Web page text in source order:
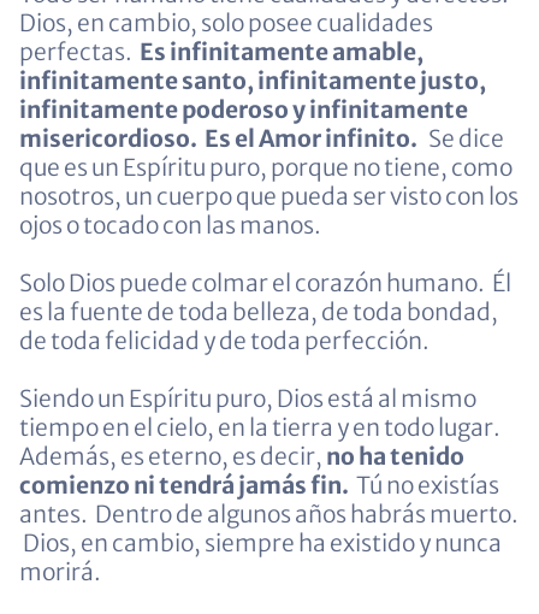
Dios, en cambio, solo posee cualidades
perfectas. Es infinitamente amable,
infinitamente santo, infinitamente justo,
infinitamente poderoso y infinitamente
misericordioso. Es el Amor infinito. Se dice
que es un Espíritu puro, porque no tiene, como
nosotros, un cuerpo que pueda ser visto con los
ojos o tocado con las manos.
Solo Dios puede colmar el corazón humano. Él
es la fuente de toda belleza, de toda bondad,
de toda felicidad y de toda perfección.
Siendo un Espíritu puro, Dios está al mismo
tiempo en el cielo, en la tierra y en todo lugar.
Además, es eterno, es decir, no ha tenido
comienzo ni tendrá jamás fin. Tú no existías
antes. Dentro de algunos años habrás muerto.
Dios, en cambio, siempre ha existido y nunca
morirá.